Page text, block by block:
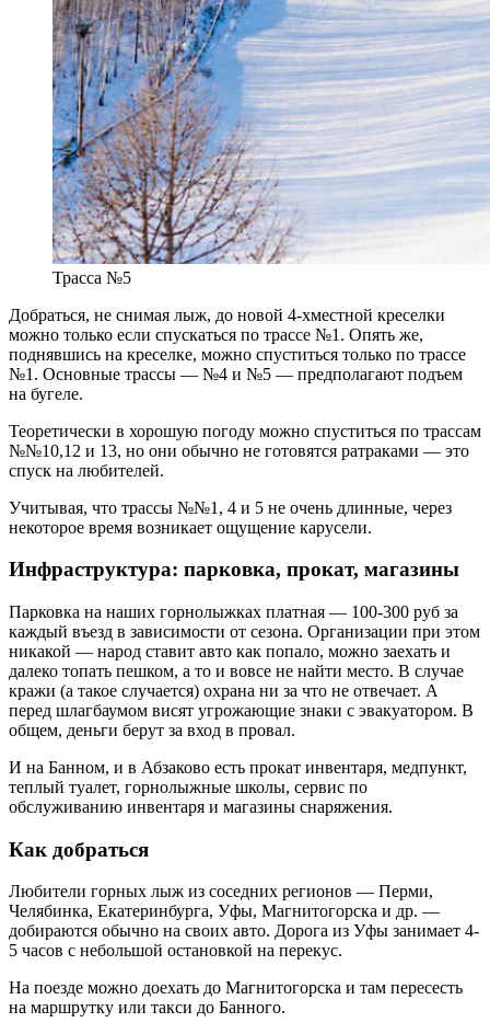
Трасса №5
Добраться, не снимая лыж, до новой 4-хместной креселки
можно только если спускаться по трассе №1. Опять же,
поднявшись на креселке, можно спуститься только по трассе
№1. Основные трассы — №4 и №5 — предполагают подъем
на бугеле.
Теоретически в хорошую погоду можно спуститься по трассам
№№10,12 и 13, но они обычно не готовятся ратраками — это
спуск на любителей.
Учитывая, что трассы №№1, 4 и 5 не очень длинные, через
некоторое время возникает ощущение карусели.
Инфраструктура: парковка, прокат, магазины
Парковка на наших горнолыжках платная — 100-300 руб за
каждый въезд в зависимости от сезона. Организации при этом
никакой — народ ставит авто как попало, можно заехать и
далеко топать пешком, а то и вовсе не найти место. В случае
кражи (а такое случается) охрана ни за что не отвечает. А
перед шлагбаумом висят угрожающие знаки с эвакуатором. В
общем, деньги берут за вход в провал.
И на Банном, и в Абзаково есть прокат инвентаря, медпункт,
теплый туалет, горнолыжные школы, сервис по
обслуживанию инвентаря и магазины снаряжения.
Как добраться
Любители горных лыж из соседних регионов — Перми,
Челябинка, Екатеринбурга, Уфы, Магнитогорска и др. —
добираются обычно на своих авто. Дорога из Уфы занимает 4-
5 часов с небольшой остановкой на перекус.
На поезде можно доехать до Магнитогорска и там пересесть
на маршрутку или такси до Банного.